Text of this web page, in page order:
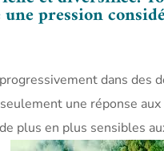
pression
progressivement dans des
une réponse
plus en plus sensibles